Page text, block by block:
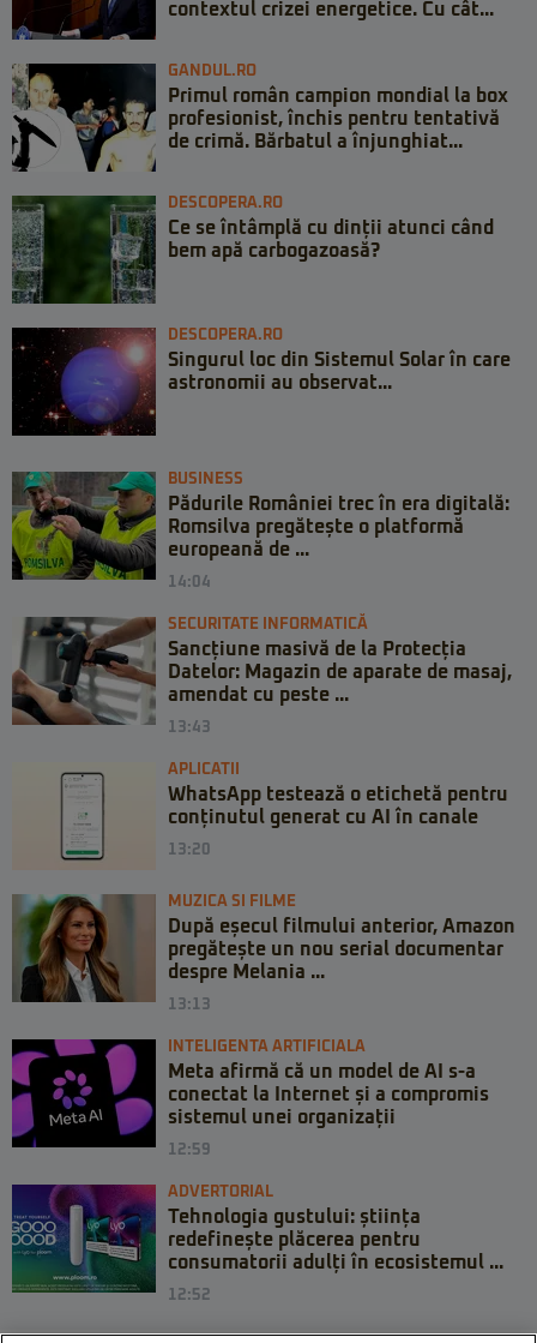
contextul crizei energetice. Cu cât...
GANDUL.RO
Primul român campion mondial la box
profesionist, închis pentru tentativă
de crimă. Bărbatul a înjunghiat...
DESCOPERA.RO
Ce se întâmplă cu dinții atunci când
bem apă carbogazoasă?
DESCOPERA.RO
Singurul loc din Sistemul Solar în care
astronomii au observat...
BUSINESS
Pădurile României trec în era digitală:
Romsilva pregătește o platformă
europeană de ...
14:04
SECURITATE INFORMATICĂ
Sancțiune masivă de la Protecția
Datelor: Magazin de aparate de masaj,
amendat cu peste ...
13:43
APLICATII
WhatsApp testează o etichetă pentru
conținutul generat cu AI în canale
13:20
MUZICA SI FILME
După eșecul filmului anterior, Amazon
pregătește un nou serial documentar
despre Melania ...
13:13
INTELIGENTA ARTIFICIALA
Meta afirmă că un model de AI s-a
conectat la Internet și a compromis
sistemul unei organizații
12:59
ADVERTORIAL
Tehnologia gustului: știința
redefinește plăcerea pentru
consumatorii adulți în ecosistemul ...
12:52